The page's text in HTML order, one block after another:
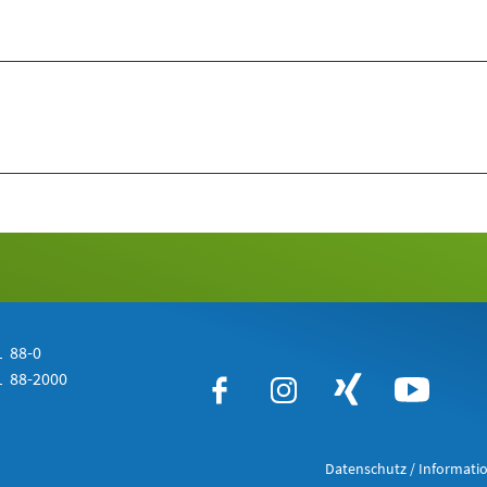
88-0
88-2000
Datenschutz /